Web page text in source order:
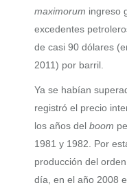
maximorum ingreso
excedentes
de casi 90 dólares
2011) por barril.
Ya se habían
registró el precio
los años del boom
1981 y 1982. Por
producción del
día, en el año 2008